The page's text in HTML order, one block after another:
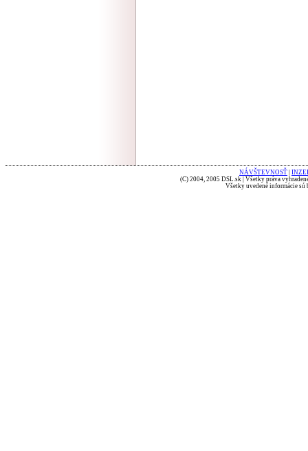
NÁVŠTEVNOSŤ
(C) 2004, 2005 DSL.sk | Všetky práva
Všetky uvedené informácie sú